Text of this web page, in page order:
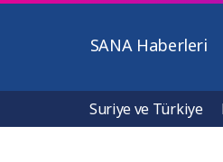
SANA Haberleri
Suriye ve Türkiye